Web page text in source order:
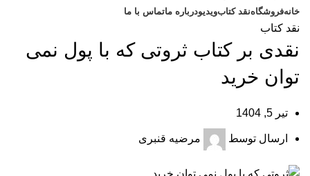
خانهفروشگاهنقد کتابویدیودرباره‌ ماتماس با ما
نقد کتاب
نقدی بر کتاب ثروتی که با پول نمی‌
توان خرید
تیر 5, 1404
ارسال توسط مرضیه قنبری